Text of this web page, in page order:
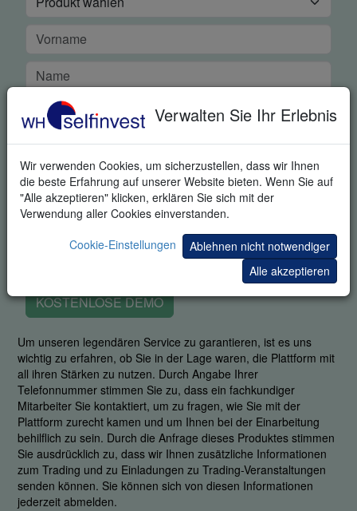
Verwalten Sie Ihr Erlebnis
Wir verwenden Cookies, um sicherzustellen, dass wir Ihnen
die beste Erfahrung auf unserer Website bieten. Wenn Sie auf
"Alle akzeptieren" klicken, erklären Sie sich mit der
Verwendung aller Cookies einverstanden.
Cookie-Einstellungen
Ablehnen nicht notwendiger
Alle akzeptieren
KOSTENLOSE DEMO
Um unseren legendären Service zu garantieren, ist es uns
wichtig zu erfahren, ob Sie in der Lage waren, die Plattform mit
all ihren Stärken zu nutzen. Durch Angabe Ihrer
Telefonnummer stimmen Sie zu, dass ein fachkundiger
Mitarbeiter Sie kontaktiert, um zu fragen, wie Sie mit der
Plattform zurecht kamen und um Ihnen bei der Einarbeitung
behilflich zu sein. Durch die Anfrage dieses Produktes stimmen
Sie ausdrücklich zu, dass wir Ihnen zusätzliche Informationen
zum Trading und zu Einladungen zu Trading-Veranstaltungen
senden können. Sie können sich von diesen Informationen
jederzeit abmelden.